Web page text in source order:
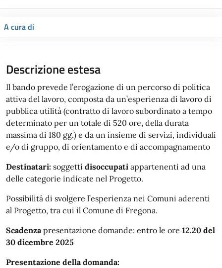
A cura di
Descrizione estesa
Il bando prevede l’erogazione di un percorso di politica
attiva del lavoro, composta da un’esperienza di lavoro di
pubblica utilità (contratto di lavoro subordinato a tempo
determinato per un totale di 520 ore, della durata
massima di 180 gg.) e da un insieme di servizi, individuali
e/o di gruppo, di orientamento e di accompagnamento
Destinatari: soggetti disoccupati appartenenti ad una
delle categorie indicate nel Progetto.
Possibilità di svolgere l’esperienza nei Comuni aderenti
al Progetto, tra cui il Comune di Fregona.
Scadenza presentazione domande: entro le ore 12.20 del
30 dicembre 2025
Presentazione della domanda: